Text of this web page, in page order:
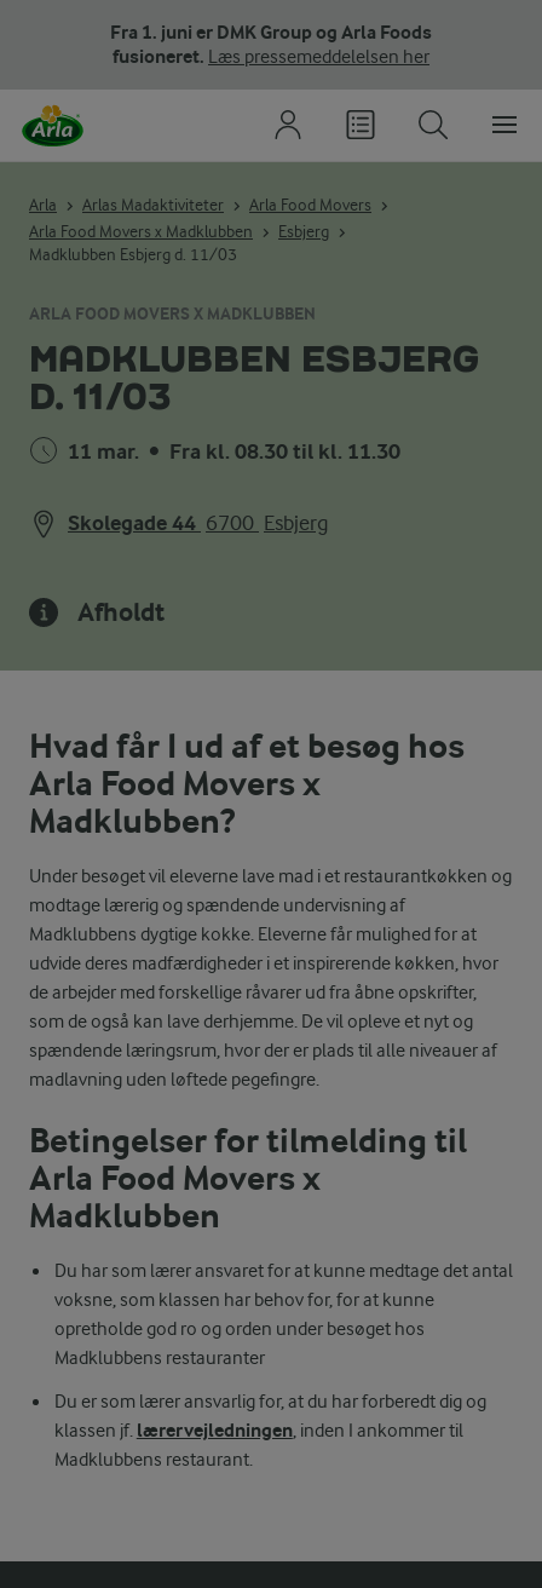
Fra 1. juni er DMK Group og Arla Foods
fusioneret. Læs pressemeddelelsen her
Arla Arlas Madaktiviteter
Arla Food Movers
Arla Food Movers x Madklubben
Esbjerg
Madklubben Esbjerg d. 11/03
ARLA FOOD MOVERS X MADKLUBBEN
MADKLUBBEN ESBJERG
D. 11/03
11 mar. • Fra kl. 08.30 til kl. 11.30
Skolegade 44 6700 Esbjerg
Afholdt
Hvad får I ud af et besøg hos
Arla Food Movers x
Madklubben?
Under besøget vil eleverne lave mad i et restaurantkøkken og
modtage lærerig og spændende undervisning af
Madklubbens dygtige kokke. Eleverne får mulighed for at
udvide deres madfærdigheder i et inspirerende køkken, hvor
de arbejder med forskellige råvarer ud fra åbne opskrifter,
som de også kan lave derhjemme. De vil opleve et nyt og
spændende læringsrum, hvor der er plads til alle niveauer af
madlavning uden løftede pegefingre.
Betingelser for tilmelding til
Arla Food Movers x
Madklubben
Du har som lærer ansvaret for at kunne medtage det antal
voksne, som klassen har behov for, for at kunne
opretholde god ro og orden under besøget hos
Madklubbens restauranter
Du er som lærer ansvarlig for, at du har forberedt dig og
klassen jf. lærervejledningen, inden I ankommer til
Madklubbens restaurant.